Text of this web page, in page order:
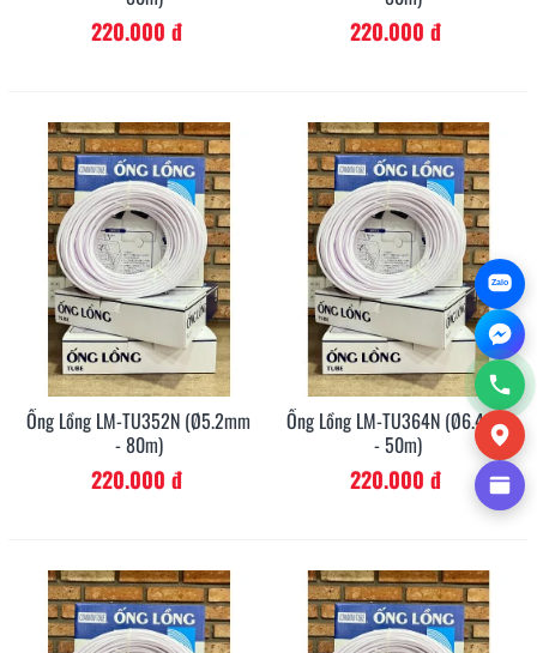
220.000 đ 220.000 đ
Ống Lồng LM-TU352N (Ø5.2mm
- 80m)
220.000 đ
Ống Lồng LM-TU364N (Ø6.4mm
- 50m)
220.000 đ
Zalo